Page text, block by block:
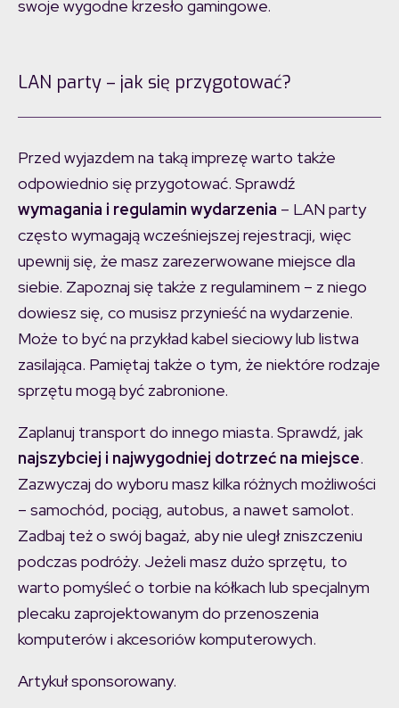
swoje wygodne krzesło gamingowe.
LAN party – jak się przygotować?
Przed wyjazdem na taką imprezę warto także
odpowiednio się przygotować. Sprawdź
wymagania i regulamin wydarzenia – LAN party
często wymagają wcześniejszej rejestracji, więc
upewnij się, że masz zarezerwowane miejsce dla
siebie. Zapoznaj się także z regulaminem – z niego
dowiesz się, co musisz przynieść na wydarzenie.
Może to być na przykład kabel sieciowy lub listwa
zasilająca. Pamiętaj także o tym, że niektóre rodzaje
sprzętu mogą być zabronione.
Zaplanuj transport do innego miasta. Sprawdź, jak
najszybciej i najwygodniej dotrzeć na miejsce.
Zazwyczaj do wyboru masz kilka różnych możliwości
– samochód, pociąg, autobus, a nawet samolot.
Zadbaj też o swój bagaż, aby nie uległ zniszczeniu
podczas podróży. Jeżeli masz dużo sprzętu, to
warto pomyśleć o torbie na kółkach lub specjalnym
plecaku zaprojektowanym do przenoszenia
komputerów i akcesoriów komputerowych.
Artykuł sponsorowany.